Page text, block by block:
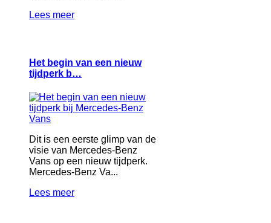
Lees meer
Het begin van een nieuw
tijdperk b…
Dit is een eerste glimp van de
visie van Mercedes-Benz
Vans op een nieuw tijdperk.
Mercedes-Benz Va...
Lees meer